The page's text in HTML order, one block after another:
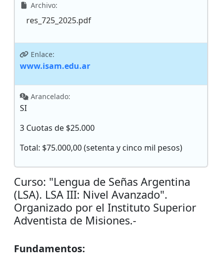
Curso: "Lengua de Señas Argentina
(LSA). LSA III: Nivel Avanzado".
Organizado por el Instituto Superior
Adventista de Misiones.-
Fundamentos:
Archivo:
res_725_2025.pdf
Enlace:
www.isam.edu.ar
Arancelado:
SI
3 Cuotas de $25.000
Total: $75.000,00 (setenta y cinco mil pesos)